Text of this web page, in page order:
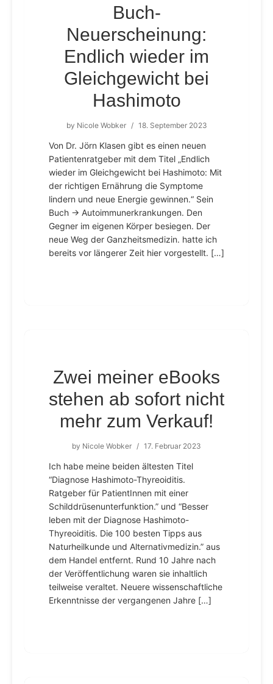
Buch-
Neuerscheinung:
Endlich wieder im
Gleichgewicht bei
Hashimoto
by Nicole Wobker / 18. September 2023
Von Dr. Jörn Klasen gibt es einen neuen
Patientenratgeber mit dem Titel „Endlich
wieder im Gleichgewicht bei Hashimoto: Mit
der richtigen Ernährung die Symptome
lindern und neue Energie gewinnen.“ Sein
Buch → Autoimmunerkrankungen. Den
Gegner im eigenen Körper besiegen. Der
neue Weg der Ganzheitsmedizin. hatte ich
bereits vor längerer Zeit hier vorgestellt. […]
Zwei meiner eBooks
stehen ab sofort nicht
mehr zum Verkauf!
by Nicole Wobker / 17. Februar 2023
Ich habe meine beiden ältesten Titel
“Diagnose Hashimoto-Thyreoiditis.
Ratgeber für PatientInnen mit einer
Schilddrüsenunterfunktion.” und “Besser
leben mit der Diagnose Hashimoto-
Thyreoiditis. Die 100 besten Tipps aus
Naturheilkunde und Alternativmedizin.” aus
dem Handel entfernt. Rund 10 Jahre nach
der Veröffentlichung waren sie inhaltlich
teilweise veraltet. Neuere wissenschaftliche
Erkenntnisse der vergangenen Jahre […]